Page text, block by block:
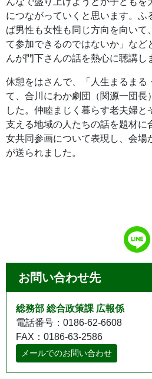
につながっていくと思います。ふ
ば男性も女性も同じ方向を向いて
て参加できるのではないか」など
んが門下さんの話を熱心に聴講
休憩をはさんで、「人生まるまる
て、合川にわか劇団（関源一団長
した。仲睦まじく暮らす老夫婦と
支える地域の人たちの話を題材に
女共同参画について表現し、会場
が送られました。
お問い合わせ先
総務部 総合政策課 広報係
電話番号：0186-62-6608
FAX：0186-63-2586
メールでのお問い合わせ